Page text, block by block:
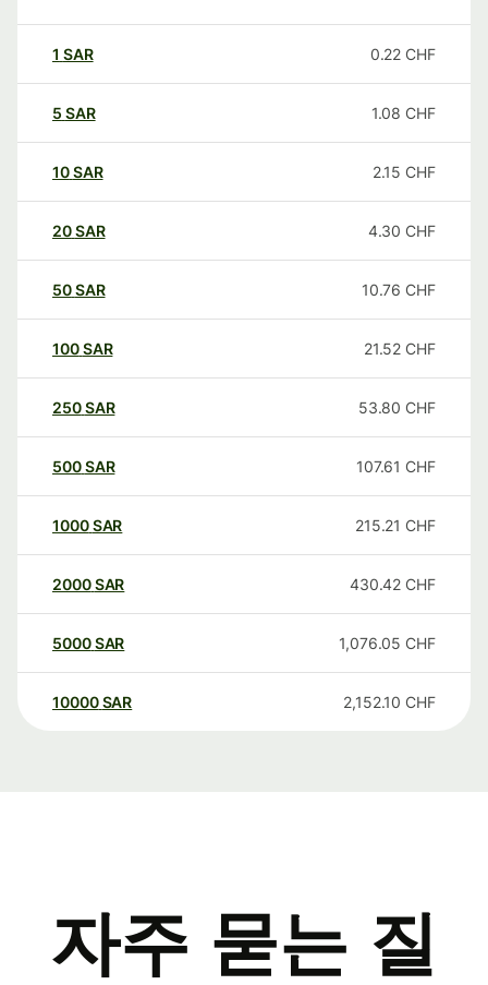
1 SAR 0.22 CHF
5 SAR 1.08 CHF
10SAR 2.15 CHF
20SAR 4.30 CHF
50SAR 10.76 CHF
100SAR 21.52 CHF
250SAR 53.80 CHF
500SAR 107.61 CHF
1000SAR 215.21 CHF
2000SAR 430.42 CHF
5000SAR 1,076.05 CHF
10000 SAR 2,152.10 CHF
자주 묻는 질